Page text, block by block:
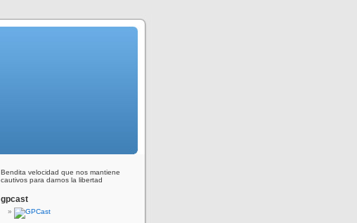
Bendita velocidad que nos mantiene
cautivos para darnos la libertad
gpcast